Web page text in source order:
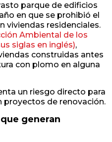
parque de edificios
en que se prohibió el
viviendas residenciales.
Ambiental de los
siglas en inglés),
construidas antes
con plomo en alguna
un riesgo directo para
proyectos de renovación.
generan